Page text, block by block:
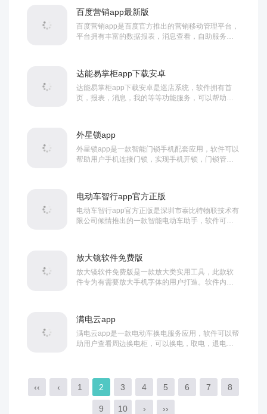
百度营销app最新版
百度营销app是百度官方推出的营销移动管理平台，
平台拥有丰富的数据报表，消息查看，自助服务等
达能易掌柜app下载安卓
达能易掌柜app下载安卓是巡店系统，软件拥有首
页，报表，消息，我的等等功能服务，可以帮助用
外星锁app
外星锁app是一款智能门锁手机配套应用，软件可以
帮助用户手机连接门锁，实现手机开锁，门锁管理
电动车智行app官方正版
电动车智行app官方正版是深圳市泰比特物联技术有
限公司倾情推出的一款智能电动车助手，软件可以
放大镜软件免费版
放大镜软件免费版是一款放大类实用工具，此款软
件专为有需要放大手机字体的用户打造。软件内大
满电云app
满电云app是一款电动车换电服务应用，软件可以帮
助用户查看周边换电柜，可以换电，取电，退电等
‹‹ ‹ 1 2 3 4 5 6 7 8
9 10 › ››